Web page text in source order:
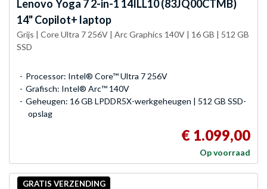
Lenovo Yoga 7 2-in-1 14ILL10 (83JQ00CTMB)
14" Copilot+ laptop
Grijs | Core Ultra 7 256V | Arc Graphics 140V | 16 GB | 512 GB
SSD
Processor: Intel® Core™ Ultra 7 256V
Grafisch: Intel® Arc™ 140V
Geheugen: 16 GB LPDDR5X-werkgeheugen | 512 GB SSD-
opslag
€ 1.099,00
Op voorraad
GRATIS VERZENDING